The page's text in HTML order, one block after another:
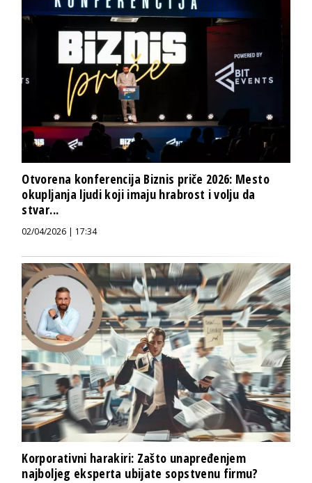
Otvorena konferencija Biznis priče 2026: Mesto
okupljanja ljudi koji imaju hrabrost i volju da
stvar...
02/04/2026 | 17:34
Korporativni harakiri: Zašto unapređenjem
najboljeg eksperta ubijate sopstvenu firmu?